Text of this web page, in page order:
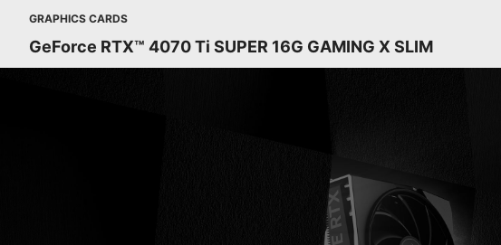
GRAPHICS CARDS
GeForce RTX™ 4070 Ti SUPER 16G GAMING X SLIM